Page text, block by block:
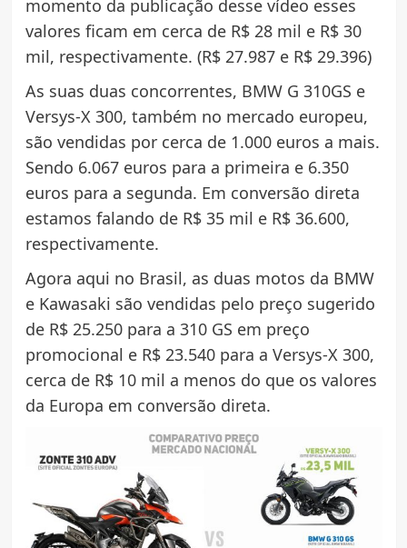
momento da publicação desse vídeo esses
valores ficam em cerca de R$ 28 mil e R$ 30
mil, respectivamente. (R$ 27.987 e R$ 29.396)
As suas duas concorrentes, BMW G 310GS e
Versys-X 300, também no mercado europeu,
são vendidas por cerca de 1.000 euros a mais.
Sendo 6.067 euros para a primeira e 6.350
euros para a segunda. Em conversão direta
estamos falando de R$ 35 mil e R$ 36.600,
respectivamente.
Agora aqui no Brasil, as duas motos da BMW
e Kawasaki são vendidas pelo preço sugerido
de R$ 25.250 para a 310 GS em preço
promocional e R$ 23.540 para a Versys-X 300,
cerca de R$ 10 mil a menos do que os valores
da Europa em conversão direta.